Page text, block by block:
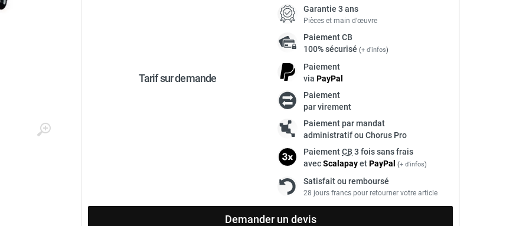
Tarif sur demande
Garantie 3 ans
Pièces et main d’œuvre
PaiementCB
100% sécurisé (+ d'infos)
Paiement
via PayPal
Paiement
par virement
Paiement par mandat
administratif ou Chorus Pro
PaiementCB 3 fois sans frais
avecScalapayetPayPal (+ d'infos)
Satisfait ou remboursé
28 jours francs pour retourner votre article
Demander un devis